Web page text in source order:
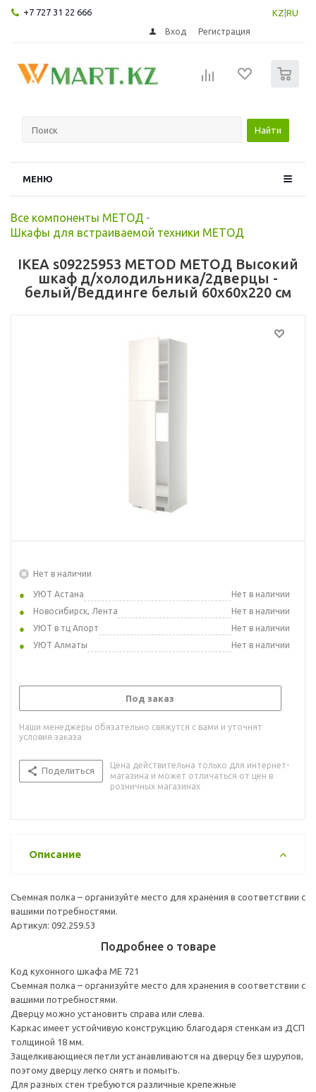
+7 727 31 22 666 KZ RU
Вход Регистрация
Найти
МЕНЮ
Все компоненты МЕТОД -
Шкафы для встраиваемой техники МЕТОД
IKEA s09225953 METOD МЕТОД Высокий
шкаф д/холодильника/2дверцы -
белый/Веддинге белый 60x60x220 см
Нет в наличии
УЮТ Астана
Нет в наличии
Новосибирск, Лента
Нет в наличии
УЮТ в тц Апорт
Нет в наличии
УЮТ Алматы
Нет в наличии
Под заказ
Наши менеджеры обязательно свяжутся с вами и уточнят
условия заказа
Поделиться
Цена действительна только для интернет-
магазина и может отличаться от цен в
розничных магазинах
Описание
Съемная полка – организуйте место для хранения в соответствии с
вашими потребностями.
Артикул: 092.259.53
Подробнее о товаре
Код кухонного шкафа ME 721
Съемная полка – организуйте место для хранения в соответствии с
вашими потребностями.
Дверцу можно установить справа или слева.
Каркас имеет устойчивую конструкцию благодаря стенкам из ДСП
толщиной 18 мм.
Защелкивающиеся петли устанавливаются на дверцу без шурупов,
поэтому дверцу легко снять и помыть.
Для разных стен требуются различные крепежные